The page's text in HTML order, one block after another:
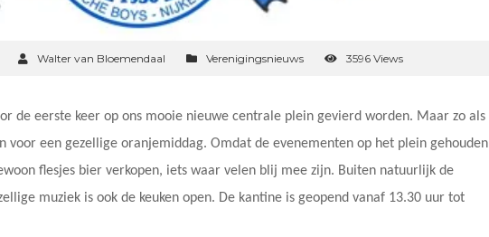
Walter van Bloemendaal Verenigingsnieuws 3596 Views
de eerste keer op ons mooie nieuwe centrale plein gevierd worden. Maar zo als
voor een gezellige oranjemiddag. Omdat de evenementen op het plein gehouden
flesjes bier verkopen, iets waar velen blij mee zijn. Buiten natuurlijk de
muziek is ook de keuken open. De kantine is geopend vanaf 13.30 uur tot